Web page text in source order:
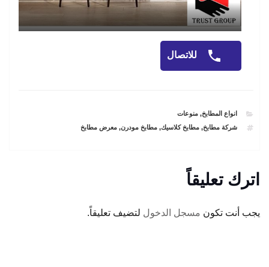
للاتصال
CATEGORIES
انواع المطابخ,منوعات
TAGS
شركة مطابخ,مطابخ كلاسيك,مطابخ مودرن,معرض مطابخ
اترك تعليقاً
يجب أنت تكون مسجل الدخول لتضيف تعليقاً.